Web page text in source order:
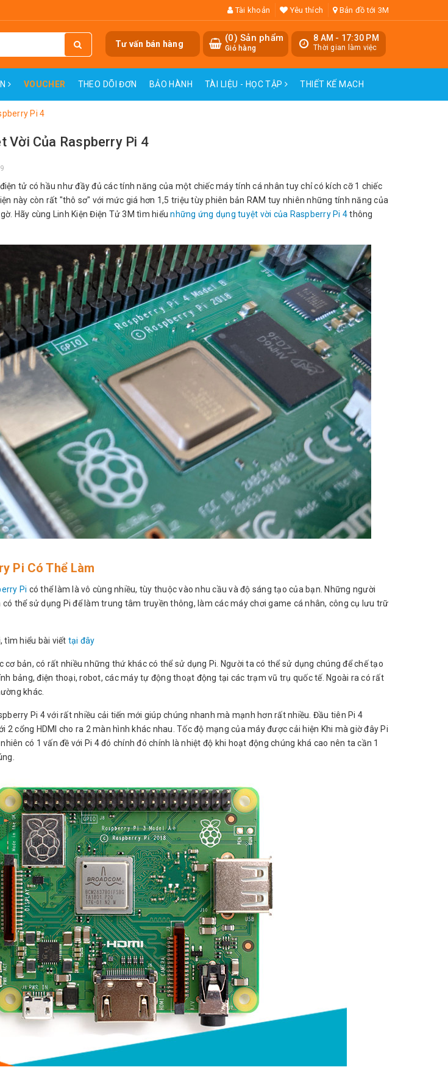
Tài khoản Yêu thích Bản đồ tới 3M
8 AM - 17:30 PM
Thời gian làm việc
(0) Sản phẩm
Giỏ hàng
Tư vấn bán hàng
VOUCHER THEO DÕI ĐƠN BẢO HÀNH TÀI LIỆU - HỌC TẬP THIẾT KẾ MẠCH
Pi 4
Vời Của Raspberry Pi 4
tử có hầu như đầy đủ các tính năng của một chiếc máy tính cá nhân tuy chỉ có kích cỡ 1 chiếc
này còn rất "thô sơ" với mức giá hơn 1,5 triệu tùy phiên bản RAM tuy nhiên những tính năng của
Hãy cùng Linh Kiện Điện Tử 3M tìm hiểunhững ứng dụng tuyệt vời của Raspberry Pi 4thông
Pi Có Thể Làm
Pi có thể làm là vô cùng nhiều, tùy thuộc vào nhu cầu và độ sáng tạo của bạn. Những người
thể sử dụng Pi để làm trung tâm truyền thông, làm các máy chơi game cá nhân, công cụ lưu trữ
tìm hiểu bài viết tại đây
bản, có rất nhiều những thứ khác có thể sử dụng Pi. Người ta có thể sử dụng chúng để chế tạo
bảng, điện thoại, robot, các máy tự động thoạt động tại các trạm vũ trụ quốc tế. Ngoài ra có rất
khác.
Pi 4 với rất nhiều cải tiến mới giúp chúng nhanh mà mạnh hơn rất nhiều. Đầu tiên Pi 4
2 cổng HDMI cho ra 2 màn hình khác nhau. Tốc độ mạng của máy được cải hiện Khi mà giờ đây Pi
có 1 vấn đề với Pi 4 đó chính đó chính là nhiệt độ khi hoạt động chúng khá cao nên ta cần 1